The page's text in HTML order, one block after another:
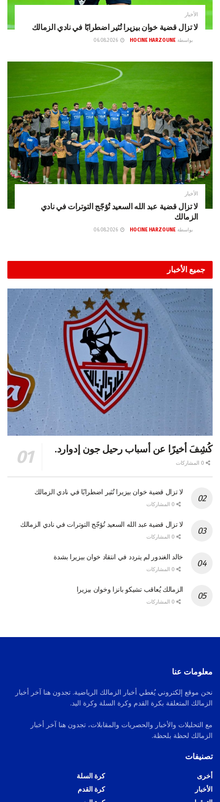
الأخبار
لا تزال قضية خوان بيزيرا تُثير اضطرابًا في نادي الزمالك
بواسطة HOCINE HARZOUNE
الأخبار
لا تزال قضية عبد الله السعيد تُؤجّج التوترات في نادي
الزمالك
بواسطة HOCINE HARZOUNE
جميع الأخبار
كُشِفَ أخيرًا عن أسباب رحيل جون إدوارد.
لا تزال قضية خوان بيزيرا تُثير اضطرابًا في نادي الزمالك
لا تزال قضية عبد الله السعيد تُؤجّج التوترات في نادي الزمالك
خالد الغندور لم يتردد في انتقاد خوان بيزيرا بشدة
الزمالك يُعاقب تشيكو بانزا وخوان بيزيرا
معلومات عنا
نحن موقع إلكتروني يُغطي أخبار الزمالك الرياضية. تجدون هنا آخر أخبار
الزمالك المتعلقة بكرة القدم وكرة السلة وكرة اليد.
مع التحليلات والأخبار والحصريات والمقابلات، تجدون هنا آخر أخبار
الزمالك لحظة بلحظة.
تصنيفات
أخرى
الأخبار
كرة السلة
كرة القدم